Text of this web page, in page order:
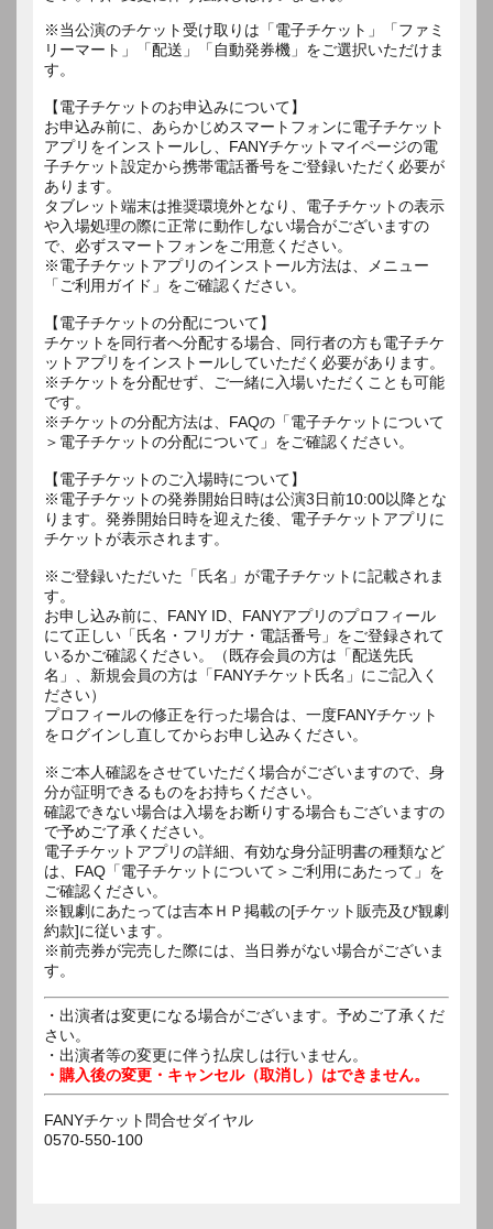
※当公演のチケット受け取りは「電子チケット」「ファミ
リーマート」「配送」「自動発券機」をご選択いただけま
す。
【電子チケットのお申込みについて】
お申込み前に、あらかじめスマートフォンに電子チケット
アプリをインストールし、FANYチケットマイページの電
子チケット設定から携帯電話番号をご登録いただく必要が
あります。
タブレット端末は推奨環境外となり、電子チケットの表示
や入場処理の際に正常に動作しない場合がございますの
で、必ずスマートフォンをご用意ください。
※電子チケットアプリのインストール方法は、メニュー
「ご利用ガイド」をご確認ください。
【電子チケットの分配について】
チケットを同行者へ分配する場合、同行者の方も電子チケ
ットアプリをインストールしていただく必要があります。
※チケットを分配せず、ご一緒に入場いただくことも可能
です。
※チケットの分配方法は、FAQの「電子チケットについて
＞電子チケットの分配について」をご確認ください。
【電子チケットのご入場時について】
※電子チケットの発券開始日時は公演3日前10:00以降とな
ります。発券開始日時を迎えた後、電子チケットアプリに
チケットが表示されます。
※ご登録いただいた「氏名」が電子チケットに記載されま
す。
お申し込み前に、FANY ID、FANYアプリのプロフィール
にて正しい「氏名・フリガナ・電話番号」をご登録されて
いるかご確認ください。（既存会員の方は「配送先氏
名」、新規会員の方は「FANYチケット氏名」にご記入く
ださい）
プロフィールの修正を行った場合は、一度FANYチケット
をログインし直してからお申し込みください。
※ご本人確認をさせていただく場合がございますので、身
分が証明できるものをお持ちください。
確認できない場合は入場をお断りする場合もございますの
で予めご了承ください。
電子チケットアプリの詳細、有効な身分証明書の種類など
は、FAQ「電子チケットについて＞ご利用にあたって」を
ご確認ください。
※観劇にあたっては吉本ＨＰ掲載の[チケット販売及び観劇
約款]に従います。
※前売券が完売した際には、当日券がない場合がございま
す。
・出演者は変更になる場合がございます。予めご了承くだ
さい。
・出演者等の変更に伴う払戻しは行いません。
・購入後の変更・キャンセル（取消し）はできません。
FANYチケット問合せダイヤル
0570-550-100